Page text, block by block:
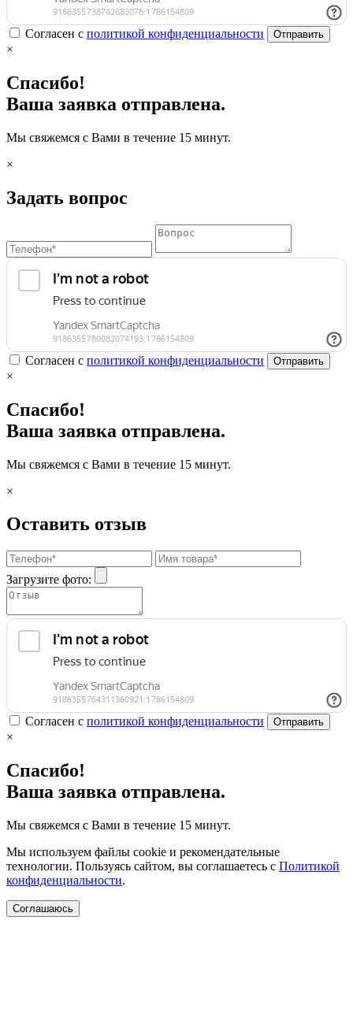
Согласен с политикой конфиденциальности Отправить
×
Спасибо!
Ваша заявка отправлена.
Мы свяжемся с Вами в течение 15 минут.
×
Задать вопрос
Согласен с политикой конфиденциальности Отправить
×
Спасибо!
Ваша заявка отправлена.
Мы свяжемся с Вами в течение 15 минут.
×
Оставить отзыв
Загрузите фото:
Согласен с политикой конфиденциальности Отправить
×
Спасибо!
Ваша заявка отправлена.
Мы свяжемся с Вами в течение 15 минут.
Мы используем файлы cookie и рекомендательные
технологии. Пользуясь сайтом, вы соглашаетесь с Политикой
конфиденциальности.
Соглашаюсь